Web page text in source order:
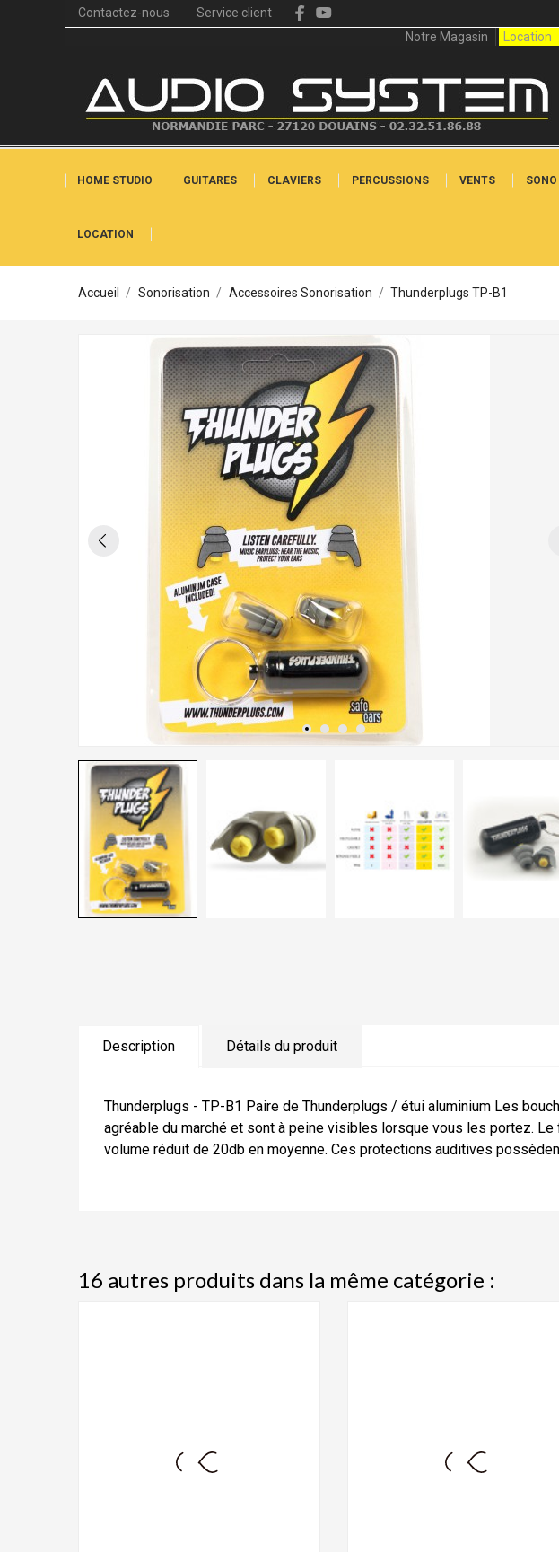
Contactez-nous Service client
Notre Magasin
Location
HOME STUDIO GUITARES CLAVIERS PERCUSSIONS VENTS SONO
LOCATION
Accueil Sonorisation Accessoires Sonorisation Thunderplugs TP-B1
Description Détails du produit
Thunderplugs - TP-B1 Paire de Thunderplugs / étui aluminium Les
agréable du marché et sont à peine visibles lorsque vous les portez.
volume réduit de 20db en moyenne. Ces protections auditives
16 autres produits dans la même catégorie :